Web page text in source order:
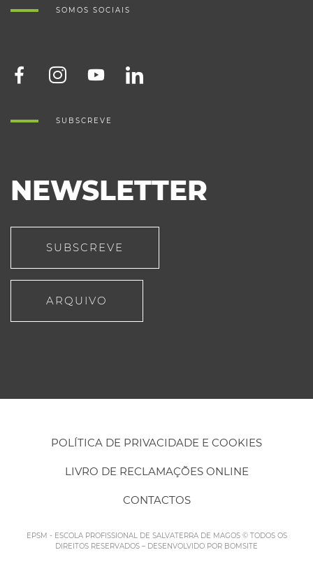
SOMOS SOCIAIS
SUBSCREVE
NEWSLETTER
SUBSCREVE
ARQUIVO
POLÍTICA DE PRIVACIDADE E COOKIES
LIVRO DE RECLAMAÇÕES ONLINE
CONTACTOS
EPSM - ESCOLA PROFISSIONAL DE SALVATERRA DE MAGOS © TODOS OS
DIREITOS RESERVADOS – DESENVOLVIDO POR BOMSITE